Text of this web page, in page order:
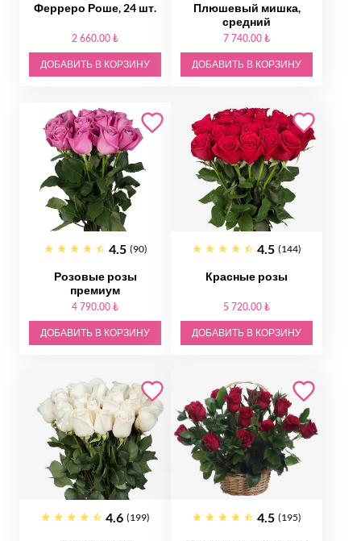
Ферреро Роше, 24 шт.
2 660.00 ₺
ДОБАВИТЬ В КОРЗИНУ
Плюшевый мишка,
средний
7 740.00 ₺
ДОБАВИТЬ В КОРЗИНУ
4.5 (90)
Розовые розы
премиум
4 790.00 ₺
ДОБАВИТЬ В КОРЗИНУ
4.5 (144)
Красные розы
5 720.00 ₺
ДОБАВИТЬ В КОРЗИНУ
4.6 (199) 4.5 (195)